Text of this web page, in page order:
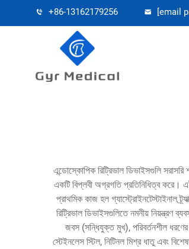
+86-13162179256 [email
এন্ডোস্কোপিক রিট্রিভাল ডিভাইসগুলি
একটি বিপ্লবী অগ্রগতি প্রতিনিধিত্ব করে।
প্রাথমিক কাজ হল গ্যাস্ট্রোইনটেস্টাইনাল
রিট্রিভাল ডিভাইসগুলিতে নমনীয় নিয়ন্ত্রণ
জবস (সন্ধিযুক্ত মুখ), পরিবর্তনশীল
স্টেইনলেস স্টিল, নিটিনল মিশ্র ধাতু এবং